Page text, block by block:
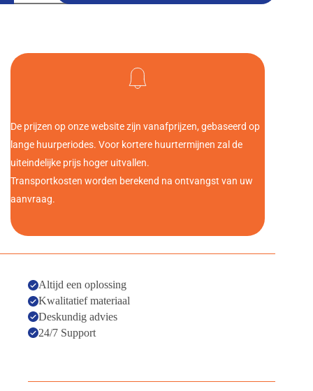
De prijzen op onze website zijn vanafprijzen, gebaseerd op
lange huurperiodes. Voor kortere huurtermijnen zal de
uiteindelijke prijs hoger uitvallen.
Transportkosten worden berekend na ontvangst van uw
aanvraag.
Altijd een oplossing
Kwalitatief materiaal
Deskundig advies
24/7 Support